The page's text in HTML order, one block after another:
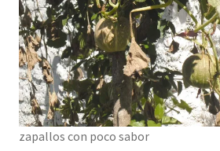
zapallos con poco sabor